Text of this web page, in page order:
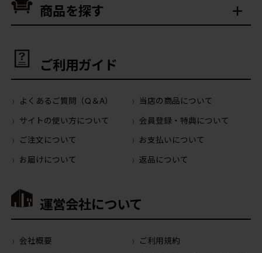
商品を探す
ご利用ガイド
よくあるご質問（Q＆A）
当店の商品について
サイトの使い方について
会員登録・特典について
ご注文について
お支払いについて
お届けについて
返品について
運営会社について
会社概要
ご利用規約